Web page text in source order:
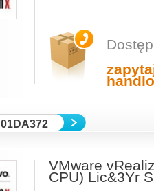
01DA372
VMware
CPU) Lic&3Yr